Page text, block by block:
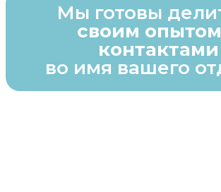
Мы готовы
своим
контактами
во имя вашего